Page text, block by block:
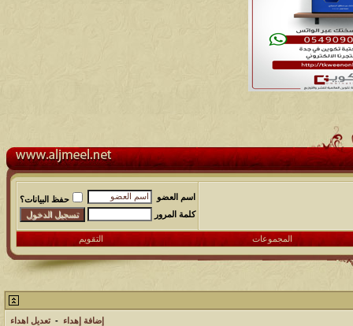
اسم العضو
حفظ البيانات؟
كلمة المرور
المجموعات التقويم
إضافة إهداء - تعديل اهداء